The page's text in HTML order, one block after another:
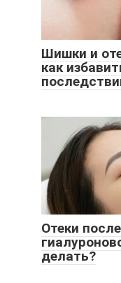
Шишки и
как
Отеки
делать?